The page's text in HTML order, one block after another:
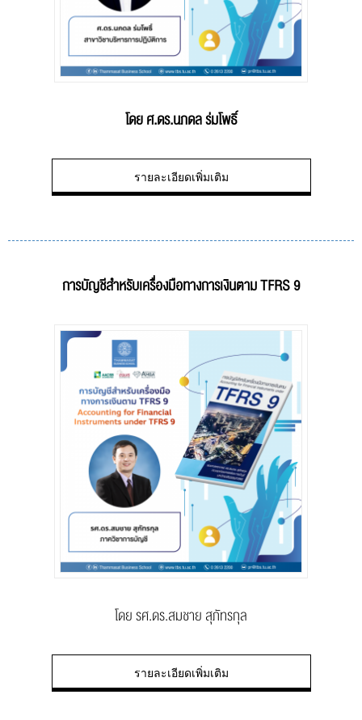
โดย ศ.ดร.นภดล ร่มโพธิ์
รายละเอียดเพิ่มเติม
การบัญชีสำหรับเครื่องมือทางการเงินตาม TFRS 9
โดย รศ.ดร.สมชาย สุภัทรกุล
รายละเอียดเพิ่มเติม